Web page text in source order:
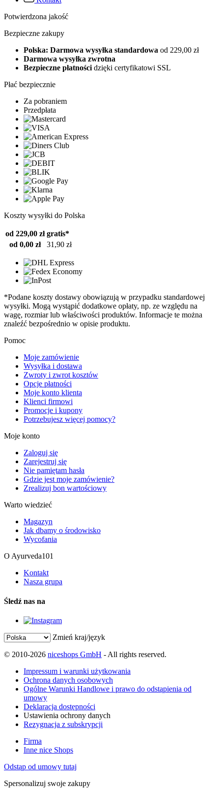
Potwierdzona jakość
Bezpieczne zakupy
Polska: Darmowa wysyłka standardowa od 229,00 zł
Darmowa wysyłka zwrotna
Bezpieczne płatnościdzięki certyfikatowi SSL
Płać bezpiecznie
Za pobraniem
Przedpłata
Koszty wysyłki do Polska
od 229,00 zł gratis*
od 0,00 zł
31,90 zł
*Podane koszty dostawy obowiązują w przypadku standardowej
wysyłki. Mogą wystąpić dodatkowe opłaty, np. ze względu na
wagę, rozmiar lub właściwości produktów. Informacje te można
znaleźć bezpośrednio w opisie produktu.
Pomoc
Moje zamówienie
Wysyłka i dostawa
Zwroty i zwrot kosztów
Opcje płatności
Moje konto klienta
Klienci firmowi
Promocje i kupony
Potrzebujesz więcej pomocy?
Moje konto
Zaloguj się
Zarejestruj się
Nie pamiętam hasła
Gdzie jest moje zamówienie?
Zrealizuj bon wartościowy
Warto wiedzieć
Magazyn
Jak dbamy o środowisko
Wycofania
O Ayurveda101
Kontakt
Nasza grupa
Śledź nas na
Zmień kraj/język
© 2010-2026 niceshops GmbH - All rights reserved.
Impressum i warunki użytkowania
Ochrona danych osobowych
Ogólne Warunki Handlowe i prawo do odstąpienia od
umowy
Deklaracja dostępności
Ustawienia ochrony danych
Rezygnacja z subskrypcji
Firma
Inne nice Shops
Odstąp od umowy tutaj
Spersonalizuj swoje zakupy